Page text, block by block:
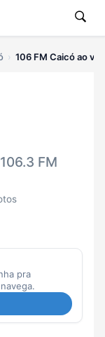
106 FM Caicó ao
106.3 FM
pra